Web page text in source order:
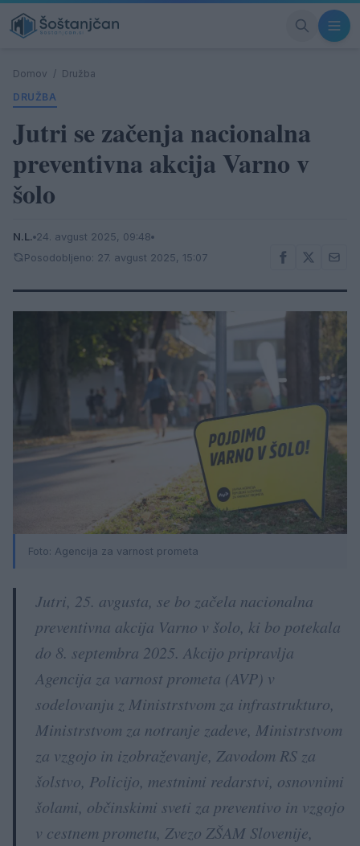
Domov / Družba
DRUŽBA
Jutri se začenja nacionalna
preventivna akcija Varno v
šolo
N.L. 24. avgust 2025, 09:48
Posodobljeno: 27. avgust 2025, 15:07
Foto: Agencija za varnost prometa
Jutri, 25. avgusta, se bo začela nacionalna
preventivna akcija Varno v šolo, ki bo potekala
do 8. septembra 2025. Akcijo pripravlja
Agencija za varnost prometa (AVP) v
sodelovanju z Ministrstvom za infrastrukturo,
Ministrstvom za notranje zadeve, Ministrstvom
za vzgojo in izobraževanje, Zavodom RS za
šolstvo, Policijo, mestnimi redarstvi, osnovnimi
šolami, občinskimi sveti za preventivo in vzgojo
v cestnem prometu, Zvezo ZŠAM Slovenije,